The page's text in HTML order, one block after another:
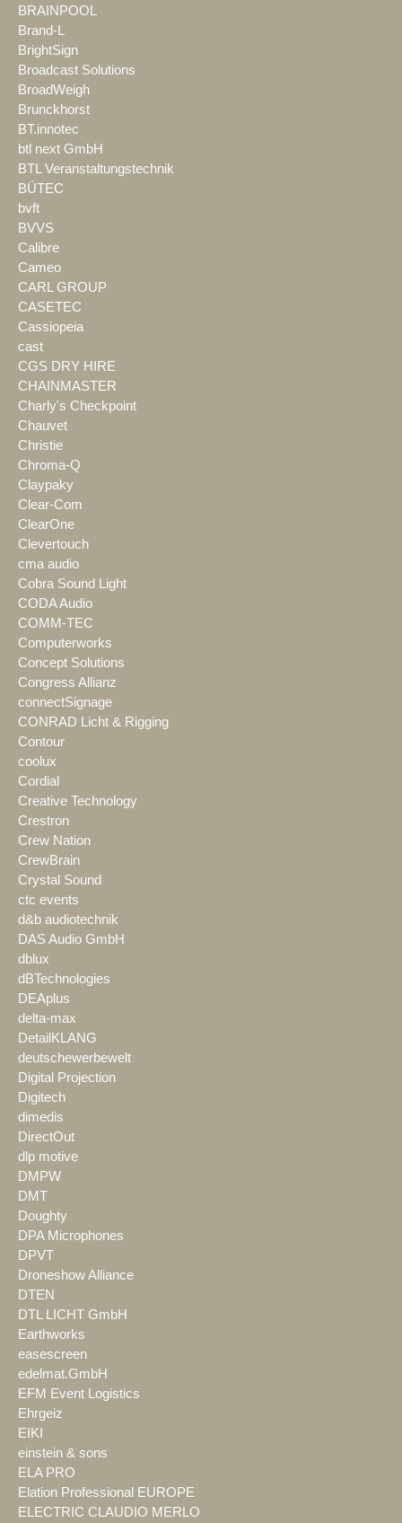
BRAINPOOL
Brand-L
BrightSign
Broadcast Solutions
BroadWeigh
Brunckhorst
BT.innotec
btl next GmbH
BTL Veranstaltungstechnik
BÜTEC
bvft
BVVS
Calibre
Cameo
CARL GROUP
CASETEC
Cassiopeia
cast
CGS DRY HIRE
CHAINMASTER
Charly's Checkpoint
Chauvet
Christie
Chroma-Q
Claypaky
Clear-Com
ClearOne
Clevertouch
cma audio
Cobra Sound Light
CODA Audio
COMM-TEC
Computerworks
Concept Solutions
Congress Allianz
connectSignage
CONRAD Licht & Rigging
Contour
coolux
Cordial
Creative Technology
Crestron
Crew Nation
CrewBrain
Crystal Sound
ctc events
d&b audiotechnik
DAS Audio GmbH
dblux
dBTechnologies
DEAplus
delta-max
DetailKLANG
deutschewerbewelt
Digital Projection
Digitech
dimedis
DirectOut
dlp motive
DMPW
DMT
Doughty
DPA Microphones
DPVT
Droneshow Alliance
DTEN
DTL LICHT GmbH
Earthworks
easescreen
edelmat.GmbH
EFM Event Logistics
Ehrgeiz
EIKI
einstein & sons
ELA PRO
Elation Professional EUROPE
ELECTRIC CLAUDIO MERLO